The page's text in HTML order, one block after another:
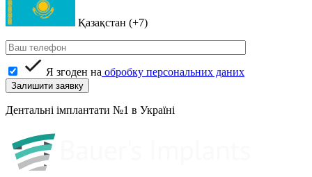
Қазақстан (+7)
Я згоден на обробку персональних даних
Дентальні імплантати №1 в Україні